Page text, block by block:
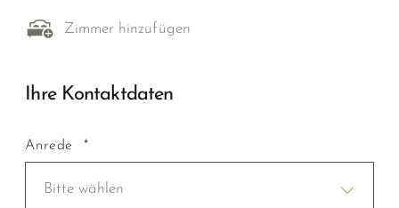
Zimmer hinzufügen
Ihre Kontaktdaten
Anrede *
Bitte wählen